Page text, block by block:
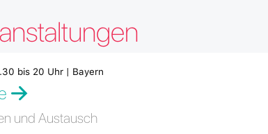
bis 20 Uhr | Bayern
und Austausch